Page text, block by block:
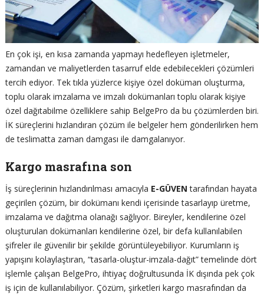
En çok işi, en kısa zamanda yapmayı hedefleyen işletmeler,
zamandan ve maliyetlerden tasarruf elde edebilecekleri çözümleri
tercih ediyor. Tek tıkla yüzlerce kişiye özel doküman oluşturma,
toplu olarak imzalama ve imzalı dokümanları toplu olarak kişiye
özel dağıtabilme özelliklere sahip BelgePro da bu çözümlerden biri.
İK süreçlerini hızlandıran çözüm ile belgeler hem gönderilirken hem
de teslimatta zaman damgası ile damgalanıyor.
Kargo masrafına son
İş süreçlerinin hızlandırılması amacıyla E-GÜVEN tarafından hayata
geçirilen çözüm, bir dokümanı kendi içerisinde tasarlayıp üretme,
imzalama ve dağıtma olanağı sağlıyor. Bireyler, kendilerine özel
oluşturulan dokümanları kendilerine özel, bir defa kullanılabilen
şifreler ile güvenilir bir şekilde görüntüleyebiliyor. Kurumların iş
yapışını kolaylaştıran, “tasarla-oluştur-imzala-dağıt” temelinde dört
işlemle çalışan BelgePro, ihtiyaç doğrultusunda İK dışında pek çok
iş için de kullanılabiliyor. Çözüm, şirketleri kargo masrafından da